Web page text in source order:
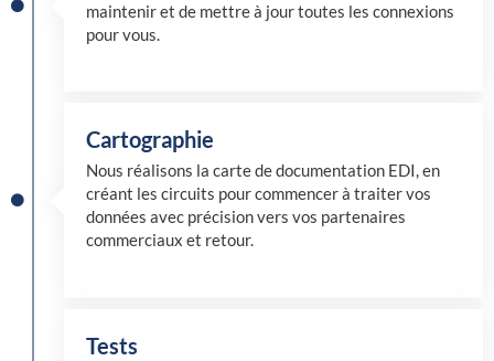
maintenir et de mettre à jour toutes les connexions
pour vous.
Cartographie
Nous réalisons la carte de documentation EDI, en
créant les circuits pour commencer à traiter vos
données avec précision vers vos partenaires
commerciaux et retour.
Tests